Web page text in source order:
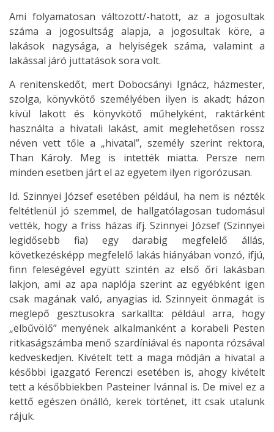
Ami folyamatosan változott/-hatott, az a jogosultak
száma a jogosultság alapja, a jogosultak köre, a
lakások nagysága, a helyiségek száma, valamint a
lakással járó juttatások sora volt.
A renitenskedőt, mert Dobocsányi Ignácz, házmester,
szolga, könyvkötő személyében ilyen is akadt; házon
kívül lakott és könyvkötő műhelyként, raktárként
használta a hivatali lakást, amit meglehetősen rossz
néven vett tőle a „hivatal”, személy szerint rektora,
Than Károly. Meg is intették miatta. Persze nem
minden esetben járt el az egyetem ilyen rigorózusan.
Id. Szinnyei József esetében például, ha nem is nézték
feltétlenül jó szemmel, de hallgatólagosan tudomásul
vették, hogy a friss házas ifj. Szinnyei József (Szinnyei
legidősebb fia) egy darabig megfelelő állás,
következésképp megfelelő lakás hiányában vonzó, ifjú,
finn feleségével együtt szintén az első őri lakásban
lakjon, ami az apa naplója szerint az egyébként igen
csak magának való, anyagias id. Szinnyeit önmagát is
meglepő gesztusokra sarkallta: például arra, hogy
„elbűvölő” menyének alkalmanként a korabeli Pesten
ritkaságszámba menő szardíniával és naponta rózsával
kedveskedjen. Kivételt tett a maga módján a hivatal a
későbbi igazgató Ferenczi esetében is, ahogy kivételt
tett a későbbiekben Pasteiner Ivánnal is. De mivel ez a
kettő egészen önálló, kerek történet, itt csak utalunk
rájuk.